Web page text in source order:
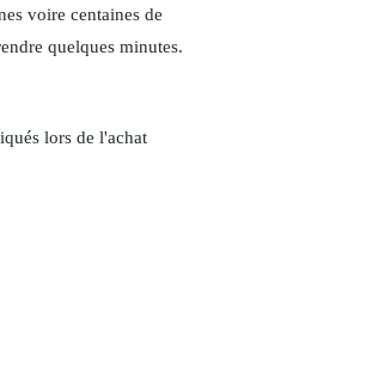
voire centaines de
quelques minutes.
lors de l'achat